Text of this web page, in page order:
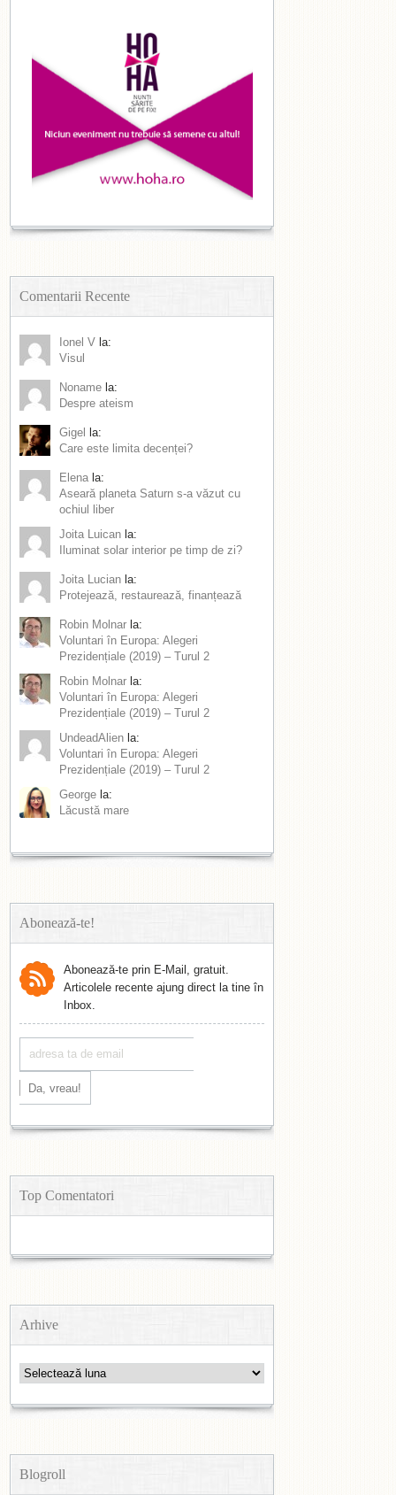
Comentarii Recente
Ionel V la:
Visul
Noname la:
Despre ateism
Gigel
la:
Care este limita decenței?
Elena la:
Aseară planeta Saturn s-a văzut cu
ochiul liber
Joita Luican la:
Iluminat solar interior pe timp de zi?
Joita Lucian la:
Protejează, restaurează, finanțează
Robin Molnar la:
Voluntari în Europa: Alegeri
Prezidențiale (2019) – Turul 2
Robin Molnar la:
Voluntari în Europa: Alegeri
Prezidențiale (2019) – Turul 2
UndeadAlien la:
Voluntari în Europa: Alegeri
Prezidențiale (2019) – Turul 2
George la:
Lăcustă mare
Abonează-te!
Abonează-te prin E-Mail, gratuit.
Articolele recente ajung direct la tine în
Inbox.
Top Comentatori
Arhive
Arhive
Blogroll